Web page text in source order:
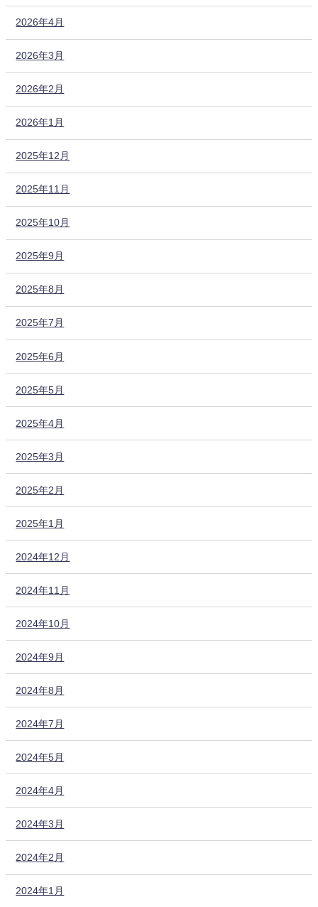
2026年4月
2026年3月
2026年2月
2026年1月
2025年12月
2025年11月
2025年10月
2025年9月
2025年8月
2025年7月
2025年6月
2025年5月
2025年4月
2025年3月
2025年2月
2025年1月
2024年12月
2024年11月
2024年10月
2024年9月
2024年8月
2024年7月
2024年5月
2024年4月
2024年3月
2024年2月
2024年1月